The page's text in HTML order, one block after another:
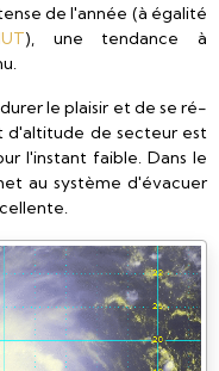
de l'année (à égalité
), une tendance à
le plaisir et de se ré-
d'altitude de secteur est
l'instant faible. Dans le
au système d'évacuer